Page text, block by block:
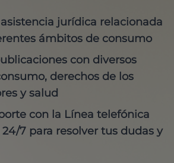
jurídica relacionada
ámbitos de consumo
con diversos
derechos de los
y salud
con la Línea telefónica
24/7 para resolver tus dudas y